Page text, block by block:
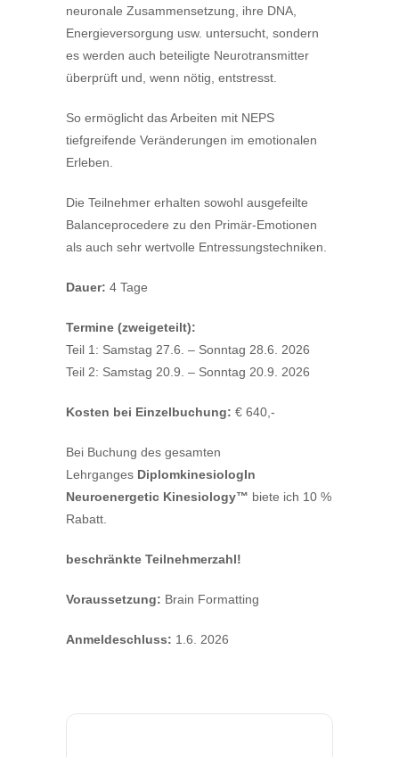
neuronale Zusammensetzung, ihre DNA,
Energieversorgung usw. untersucht, sondern
es werden auch beteiligte Neurotransmitter
überprüft und, wenn nötig, entstresst.
So ermöglicht das Arbeiten mit NEPS
tiefgreifende Veränderungen im emotionalen
Erleben.
Die Teilnehmer erhalten sowohl ausgefeilte
Balanceprocedere zu den Primär-Emotionen
als auch sehr wertvolle Entressungstechniken.
Dauer: 4 Tage
Termine (zweigeteilt):
Teil 1: Samstag 27.6. – Sonntag 28.6. 2026
Teil 2: Samstag 20.9. – Sonntag 20.9. 2026
Kosten bei Einzelbuchung: € 640,-
Bei Buchung des gesamten
Lehrganges DiplomkinesiologIn
Neuroenergetic Kinesiology™ biete ich 10 %
Rabatt.
beschränkte Teilnehmerzahl!
Voraussetzung: Brain Formatting
Anmeldeschluss: 1.6. 2026